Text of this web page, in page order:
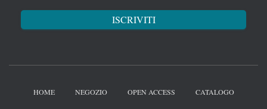
HOME NEGOZIO OPEN ACCESS CATALOGO